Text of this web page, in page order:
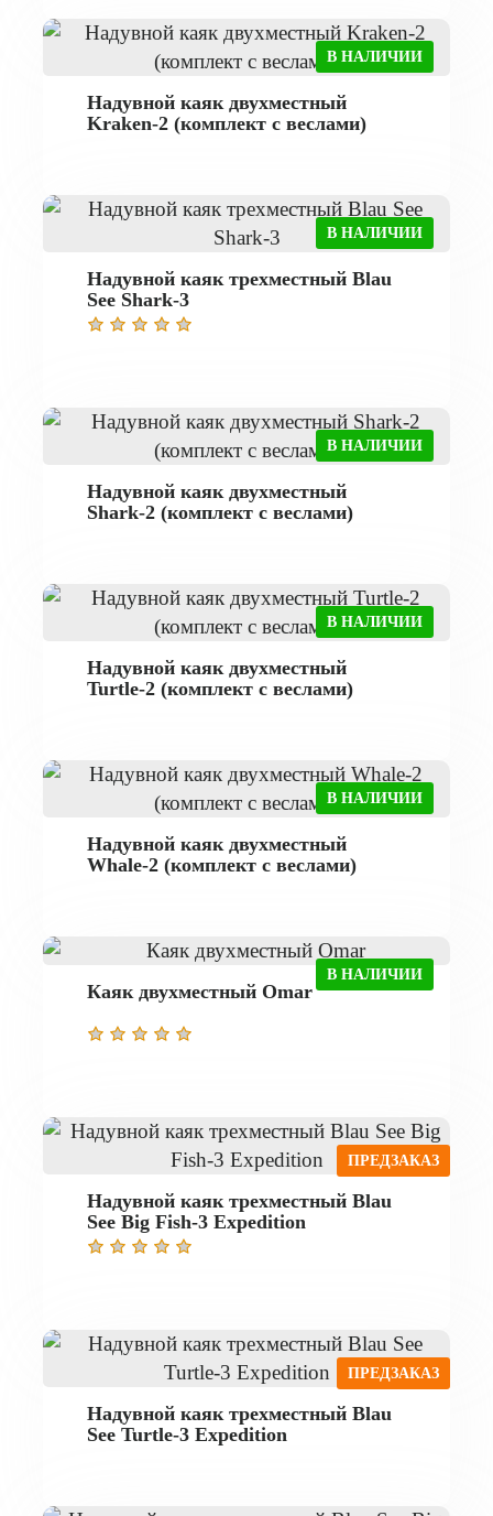
В НАЛИЧИИ
Надувной каяк двухместный
Kraken-2 (комплект с веслами)
В НАЛИЧИИ
Надувной каяк трехместный Blau
See Shark-3
В НАЛИЧИИ
Надувной каяк двухместный
Shark-2 (комплект с веслами)
В НАЛИЧИИ
Надувной каяк двухместный
Turtle-2 (комплект с веслами)
В НАЛИЧИИ
Надувной каяк двухместный
Whale-2 (комплект с веслами)
В НАЛИЧИИ
Каяк двухместный Omar
ПРЕДЗАКАЗ
Надувной каяк трехместный Blau
See Big Fish-3 Expedition
ПРЕДЗАКАЗ
Надувной каяк трехместный Blau
See Turtle-3 Expedition